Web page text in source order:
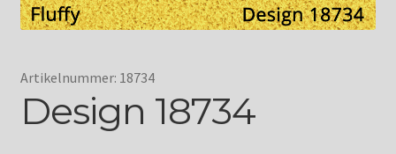
Artikelnummer: 18734
Design 18734